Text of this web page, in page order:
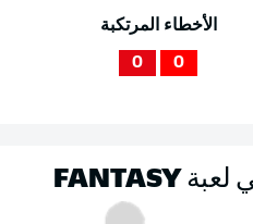
الأخطاء المرتكبة
0
0